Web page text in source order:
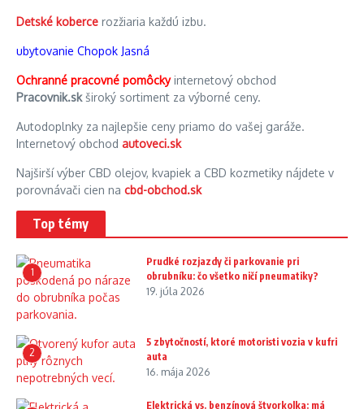
Detské koberce rozžiaria každú izbu.
ubytovanie Chopok Jasná
Ochranné pracovné pomôckyinternetový obchod
Pracovnik.skširoký sortiment za výborné ceny.
Autodoplnky za najlepšie ceny priamo do vašej garáže.
Internetový obchod autoveci.sk
Najširší výber CBD olejov, kvapiek a CBD kozmetiky nájdete v
porovnávači cien na cbd-obchod.sk
Top témy
1
Prudké rozjazdy či parkovanie pri
obrubníku: čo všetko ničí pneumatiky?
19. júla 2026
2
5 zbytočností, ktoré motoristi vozia v kufri
auta
16. mája 2026
Elektrická vs. benzínová štvorkolka: má